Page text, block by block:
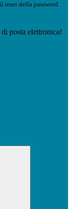
reset della password
posta elettronica!